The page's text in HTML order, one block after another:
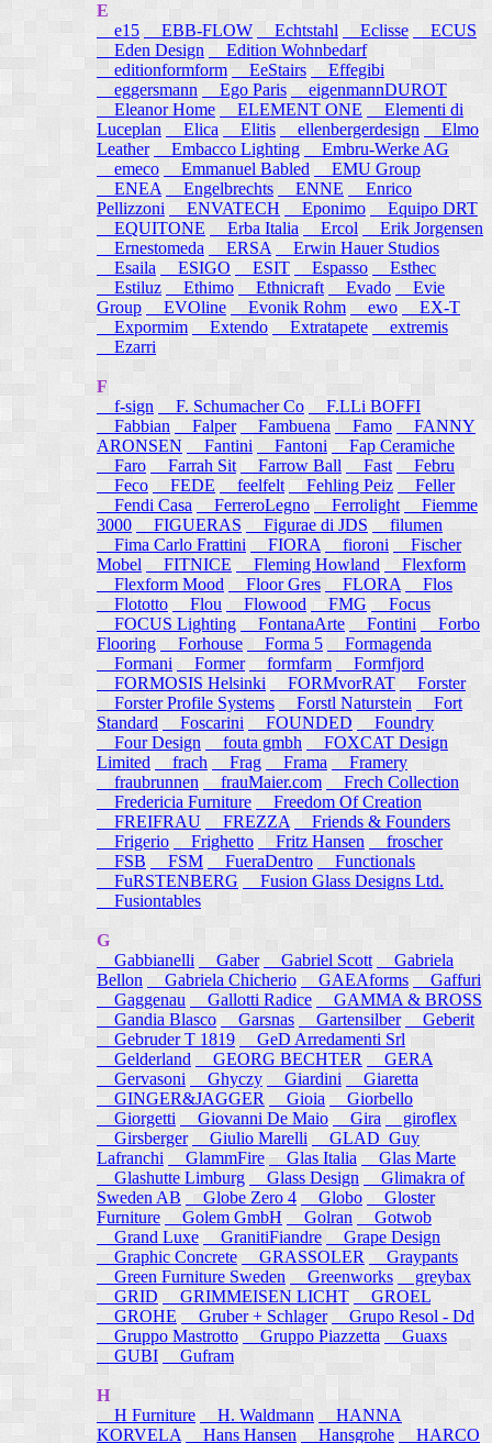
E
e15 EBB-FLOW Echtstahl Eclisse
ECUS
Eden Design
Edition Wohnbedarf
editionformform
EeStairs
Effegibi
eggersmann
Ego Paris
eigenmannDUROT
Eleanor Home
ELEMENT ONE
Elementi di
Luceplan
Elica Elitis ellenbergerdesign
Elmo
Leather
Embacco Lighting
Embru-Werke AG
emeco
Emmanuel Babled
EMU Group
ENEA
Engelbrechts ENNE
Enrico
Pellizzoni ENVATECH Eponimo
Equipo DRT
EQUITONE
Erba Italia Ercol
Erik Jorgensen
Ernestomeda
ERSA
Erwin Hauer Studios
Esaila
ESIGO ESIT Espasso
Esthec
Estiluz
Ethimo Ethnicraft Evado
Evie
Group
EVOline Evonik Rohm ewo
EX-T
Expormim
Extendo Extratapete
extremis
Ezarri
F
f-sign
F. Schumacher Co
F.LLi BOFFI
Fabbian
Falper Fambuena Famo
FANNY
ARONSEN
Fantini Fantoni
Fap Ceramiche
Faro
Farrah Sit Farrow Ball Fast
Febru
Feco
FEDE feelfelt Fehling Peiz
Feller
Fendi Casa
FerreroLegno Ferrolight
Fiemme
3000
FIGUERAS Figurae di JDS
filumen
Fima Carlo Frattini
FIORA fioroni
Fischer
Mobel
FITNICE Fleming Howland
Flexform
Flexform Mood
Floor Gres FLORA
Flos
Flototto
Flou Flowood FMG
Focus
FOCUS Lighting
FontanaArte Fontini
Forbo
Flooring
Forhouse Forma 5
Formagenda
Formani
Former formfarm
Formfjord
FORMOSIS Helsinki
FORMvorRAT
Forster
Forster Profile Systems
Forstl Naturstein
Fort
Standard
Foscarini FOUNDED
Foundry
Four Design
fouta gmbh
FOXCAT Design
Limited
frach Frag Frama
Framery
fraubrunnen
frauMaier.com
Frech Collection
Fredericia Furniture
Freedom Of Creation
FREIFRAU
FREZZA
Friends & Founders
Frigerio
Frighetto Fritz Hansen
froscher
FSB
FSM FueraDentro
Functionals
FuRSTENBERG
Fusion Glass Designs Ltd.
Fusiontables
G
Gabbianelli
Gaber Gabriel Scott
Gabriela
Bellon
Gabriela Chicherio GAEAforms
Gaffuri
Gaggenau
Gallotti Radice
GAMMA & BROSS
Gandia Blasco
Garsnas Gartensilber
Geberit
Gebruder T 1819
GeD Arredamenti Srl
Gelderland
GEORG BECHTER
GERA
Gervasoni
Ghyczy Giardini
Giaretta
GINGER&JAGGER
Gioia
Giorbello
Giorgetti
Giovanni De Maio Gira
giroflex
Girsberger
Giulio Marelli
GLAD_Guy
Lafranchi
GlammFire Glas Italia
Glas Marte
Glashutte Limburg
Glass Design
Glimakra of
Sweden AB
Globe Zero 4 Globo
Gloster
Furniture
Golem GmbH Golran
Gotwob
Grand Luxe
GranitiFiandre
Grape Design
Graphic Concrete
GRASSOLER
Graypants
Green Furniture Sweden
Greenworks
greybax
GRID
GRIMMEISEN LICHT
GROEL
GROHE
Gruber + Schlager
Grupo Resol - Dd
Gruppo Mastrotto
Gruppo Piazzetta
Guaxs
GUBI
Gufram
H
H Furniture
H. Waldmann
HANNA
KORVELA
Hans Hansen Hansgrohe HARCO